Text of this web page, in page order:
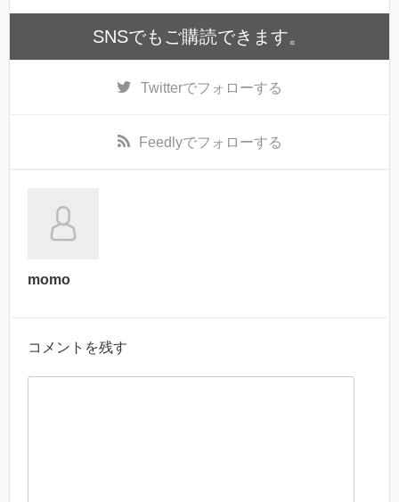
SNSでもご購読できます。
Twitterでフォローする
Feedlyでフォローする
momo
コメントを残す